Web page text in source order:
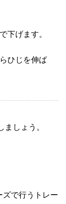
下げます。
ひじを伸ば
ましょう。
ズで行うトレー